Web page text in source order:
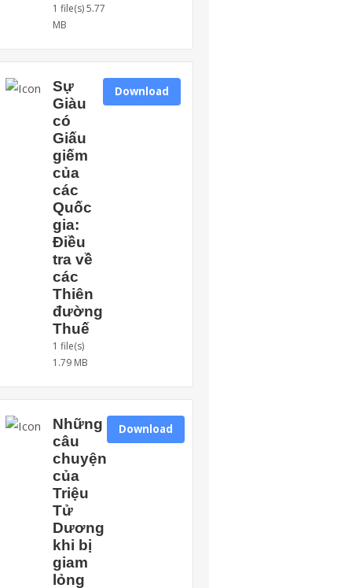
1 file(s)5.77
MB
Sự
Giàu
có
Giấu
giếm
của
các
Quốc
gia:
Điều
tra về
các
Thiên
đường
Thuế
1 file(s)
1.79 MB
Download
Những
câu
chuyện
của
Triệu
Tử
Dương
khi bị
giam
lỏng
Download